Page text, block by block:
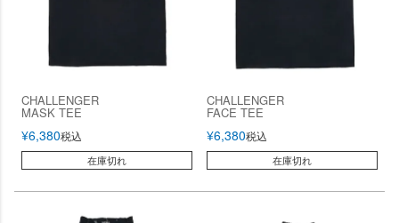
CHALLENGER
MASK TEE
¥6,380税込
在庫切れ
CHALLENGER
FACE TEE
¥6,380税込
在庫切れ